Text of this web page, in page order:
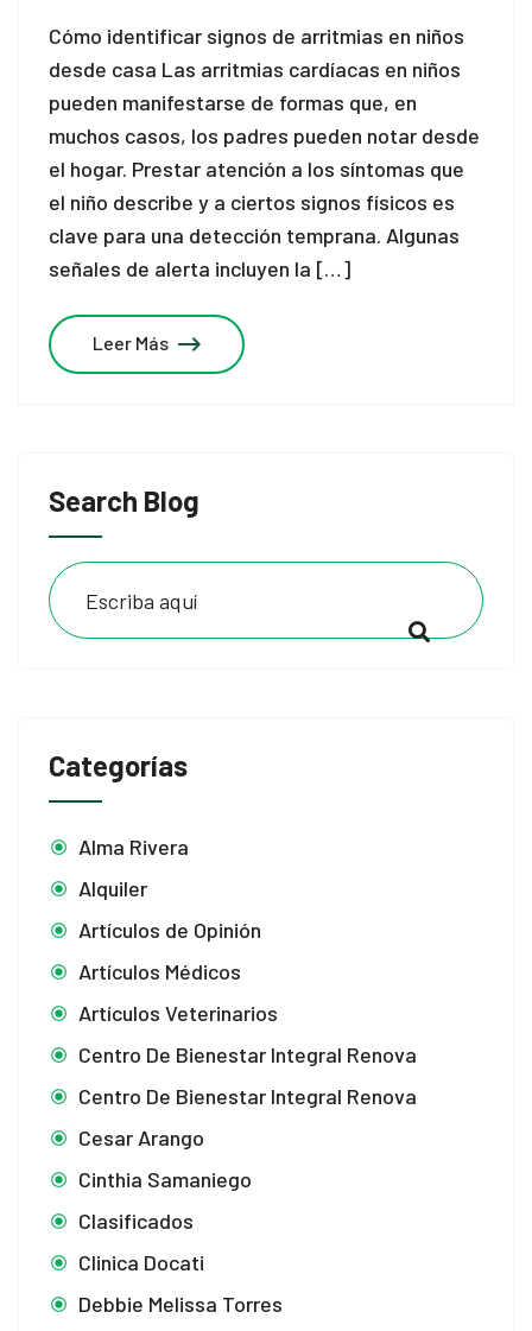
Search Blog
Categorías
Alma Rivera
Alquiler
Artículos de Opinión
Artículos Médicos
Artículos Veterinarios
Centro De Bienestar Integral Renova
Centro De Bienestar Integral Renova
Cesar Arango
Cinthia Samaniego
Clasificados
Clinica Docati
Debbie Melissa Torres
Cómo identificar signos de arritmias en niños
desde casa Las arritmias cardíacas en niños
pueden manifestarse de formas que, en
muchos casos, los padres pueden notar desde
el hogar. Prestar atención a los síntomas que
el niño describe y a ciertos signos físicos es
clave para una detección temprana. Algunas
señales de alerta incluyen la […]
Leer Más